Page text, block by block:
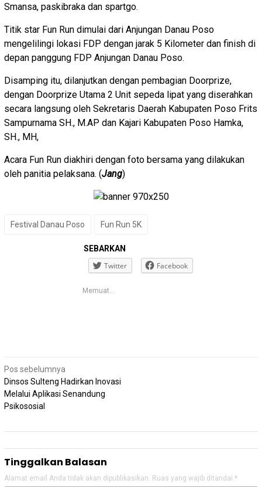
Smansa, paskibraka dan spartgo.
Titik star Fun Run dimulai dari Anjungan Danau Poso
mengelilingi lokasi FDP dengan jarak 5 Kilometer dan finish di
depan panggung FDP Anjungan Danau Poso.
Disamping itu, dilanjutkan dengan pembagian Doorprize,
dengan Doorprize Utama 2 Unit sepeda lipat yang diserahkan
secara langsung oleh Sekretaris Daerah Kabupaten Poso Frits
Sampurnama SH., M.AP dan Kajari Kabupaten Poso Hamka,
SH., MH,
Acara Fun Run diakhiri dengan foto bersama yang dilakukan
oleh panitia pelaksana. (Jang)
Festival Danau Poso Fun Run 5K
SEBARKAN
Twitter Facebook
Memuat...
Navigasi
pos
Pos sebelumnya
Dinsos Sulteng Hadirkan Inovasi
Melalui Aplikasi Senandung
Psikososial
Tinggalkan Balasan
Alamat email Anda tidak akan dipublikasikan. Ruas yang wajib ditandai *